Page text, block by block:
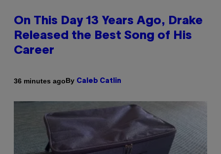
On This Day 13 Years Ago, Drake
Released the Best Song of His
Career
36 minutes agoBy Caleb Catlin